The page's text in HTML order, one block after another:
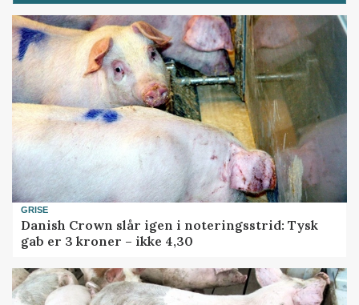
GRISE
Danish Crown slår igen i noteringsstrid: Tysk
gab er 3 kroner – ikke 4,30